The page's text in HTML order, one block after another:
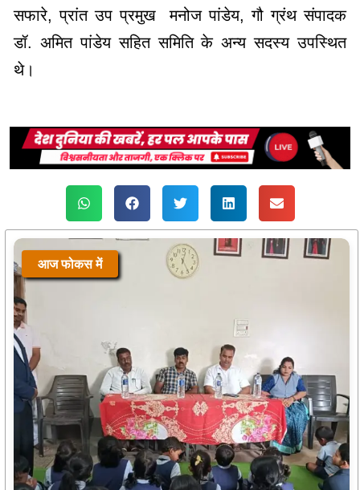
सफारे, प्रांत उप प्रमुख मनोज पांडेय, गौ ग्रंथ संपादक
डॉ. अमित पांडेय सहित समिति के अन्य सदस्य उपस्थित
थे।
आज फोकस में